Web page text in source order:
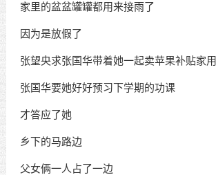
家里的盆盆罐罐都用来接雨了
因为是放假了
张望央求张国华带着她一起卖苹果补贴家用
张国华要她好好预习下学期的功课
才答应了她
乡下的马路边
父女俩一人占了一边